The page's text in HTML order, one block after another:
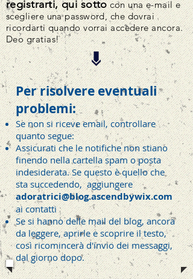
registrarti, qui sottocon una e-mail e
scegliere una password, che dovrai
ricordarti quando vorrai accedere ancora.
Deo gratias!
Per risolvere eventuali
problemi:
Se non si riceve email, controllare
quanto segue:
Assicurati che le notifiche non stiano
finendo nella cartella spam o posta
indesiderata. Se questo è quello che
sta succedendo, aggiungere
adoratrici@blog.ascendbywix.com
ai contatti
Se si hanno delle mail del blog, ancora
da leggere, aprirle e scoprire il testo,
così ricomincerà d'invio dei messaggi,
dal giorno dopo.